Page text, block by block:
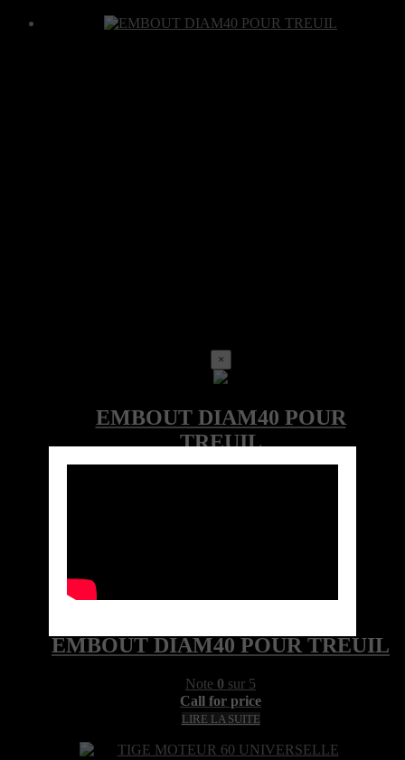
×
EMBOUT DIAM40 POUR TREUIL
Note 0 sur 5
Call for price
LIRE LA SUITE